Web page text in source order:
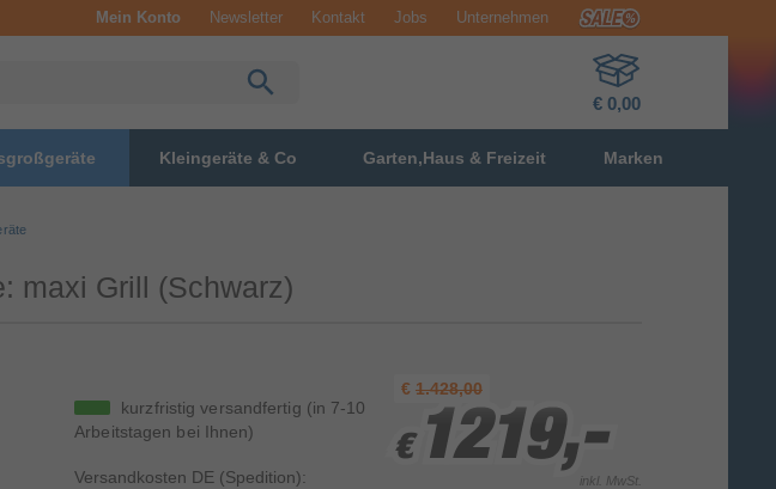
Mein Konto Newsletter Kontakt Jobs Unternehmen
€ 0,00
Kleingeräte & Co Garten,Haus & Freizeit Marken
maxi Grill (Schwarz)
kurzfristig versandfertig (in 7-10
Arbeitstagen bei Ihnen)
Versandkosten DE (Spedition):
€ 1.428,00
€1219,-
€1219,-
€1219,-
inkl. MwSt.